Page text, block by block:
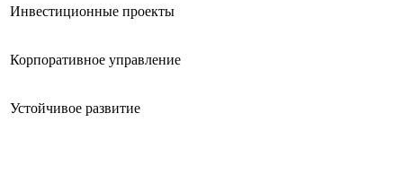
Инвестиционные проекты
Корпоративное управление
Устойчивое развитие